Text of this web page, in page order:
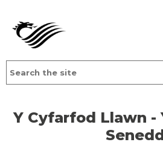
Y Cyfarfod Llawn -